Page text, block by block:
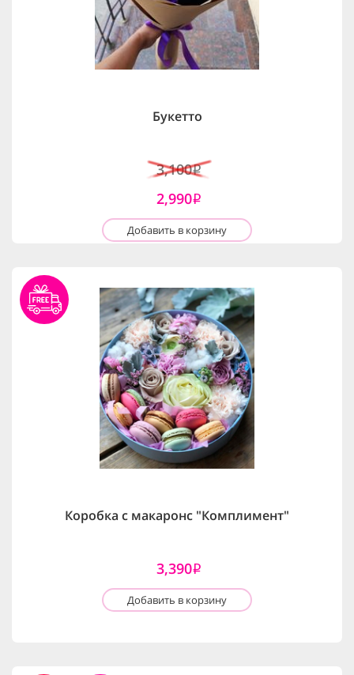
Букетто
3,100i
2,990i
Добавить в корзину
Коробка с макаронс "Комплимент"
3,390i
Добавить в корзину